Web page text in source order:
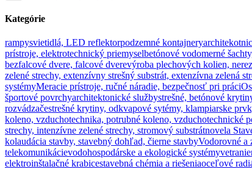
Kategórie
rampysvietidlá, LED reflektorpodzemné kontajnery
prístroje, elektrotechnický priemyselbetónové vodomerné
bezfalcové dvere, falcové dverevýroba plechových kolien,
zelené strechy, extenzívny strešný substrát, extenzívna zelená
systémyMeracie prístroje, ručné náradie, bezpečnosť pri práci
športové povrchyarchitektonické službystrešné, betónové
rozvádzačestrešné krytiny, odkvapové sytémy, klampiarske
koleno, vzduchotechnika, potrubné koleno, vzduchotechnické
strechy, intenzívne zelené strechy, stromový substrátnovela
kolaudácia stavby, stavebný dohľad, čierne stavbyVodorovné a
telekomunikácievodohospodárske a ekologické systémyvetranie
elektroinštalačné krabicestavebná chémia a riešeniaoceľové